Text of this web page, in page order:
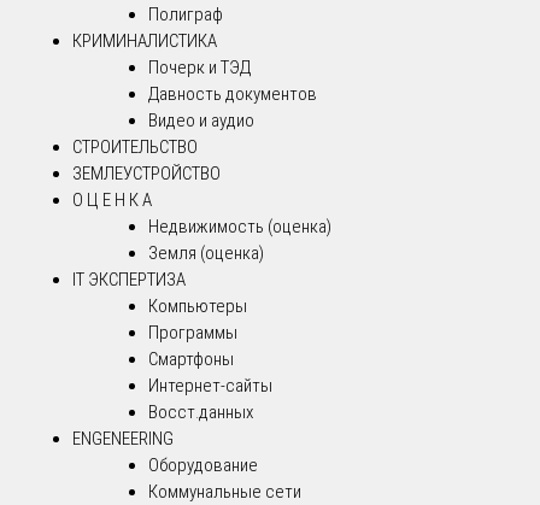
Полиграф
КРИМИНАЛИСТИКА
Почерк и ТЭД
Давность документов
Видео и аудио
СТРОИТЕЛЬСТВО
ЗЕМЛЕУСТРОЙСТВО
О Ц Е Н К А
Недвижимость (оценка)
Земля (оценка)
IT ЭКСПЕРТИЗА
Компьютеры
Программы
Смартфоны
Интернет-сайты
Восст.данных
ENGENEERING
Оборудование
Коммунальные сети